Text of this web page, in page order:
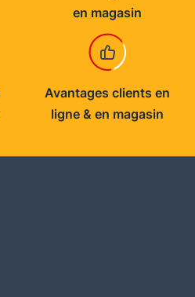
en magasin
Avantages clients en
ligne & en magasin